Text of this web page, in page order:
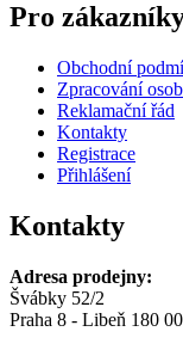
Pro
Obchodní
Zpracování
Reklamační řád
Kontakty
Registrace
Přihlášení
Kontakty
Adresa prodejny:
Švábky 52/2
Praha 8 - Libeň 180 00